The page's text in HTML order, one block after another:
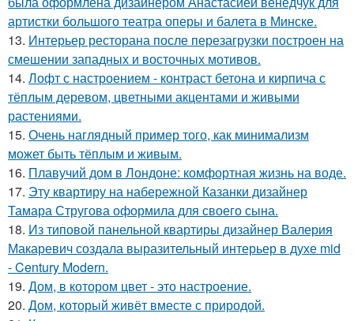
артистки большого театра оперы и балета в Минске.
13. Интерьер ресторана после перезагрузки построен на
смешении западных и восточных мотивов.
14. Лофт с настроением - контраст бетона и кирпича с
тёплым деревом, цветными акцентами и живыми
растениями.
15. Очень наглядный пример того, как минимализм
может быть тёплым и живым.
16. Плавучий дом в Лондоне: комфортная жизнь на воде.
17. Эту квартиру на набережной Казанки дизайнер
Тамара Стругова оформила для своего сына.
18. Из типовой панельной квартиры дизайнер Валерия
Макаревич создала выразительный интерьер в духе mid
- Century Modern.
19. Дом, в котором цвет - это настроение.
20. Дом, который живёт вместе с природой.